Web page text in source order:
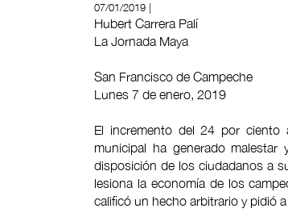
07/01/2019 |
Hubert Carrera Palí
La Jornada Maya
San Francisco de Campeche
Lunes 7 de enero, 2019
El incremento del 24 por ciento
municipal ha generado
disposición de los ciudadanos a
lesiona la economía de los
calificó un hecho arbitrario y pidió